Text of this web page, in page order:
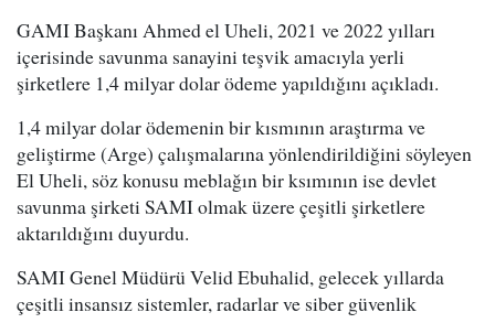
GAMI Başkanı Ahmed el Uheli, 2021 ve 2022 yılları
içerisinde savunma sanayini teşvik amacıyla yerli
şirketlere 1,4 milyar dolar ödeme yapıldığını açıkladı.
1,4 milyar dolar ödemenin bir kısmının araştırma ve
geliştirme (Arge) çalışmalarına yönlendirildiğini söyleyen
El Uheli, söz konusu meblağın bir ksımının ise devlet
savunma şirketi SAMI olmak üzere çeşitli şirketlere
aktarıldığını duyurdu.
SAMI Genel Müdürü Velid Ebuhalid, gelecek yıllarda
çeşitli insansız sistemler, radarlar ve siber güvenlik